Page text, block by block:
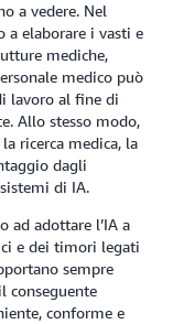
a vedere. Nel
a elaborare i vasti e
mediche,
medico può
lavoro al fine di
Allo stesso modo,
ricerca medica, la
dagli
di IA.
ad adottare l’IA a
e dei timori legati
sempre
conseguente
conforme e